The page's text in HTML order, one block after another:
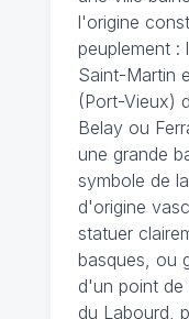
l'origine
peuplement :
Saint-Martin
(Port-Vieux)
Belay ou
une grande
symbole de
d'origine
statuer
basques, ou
d'un point
du Labourd,